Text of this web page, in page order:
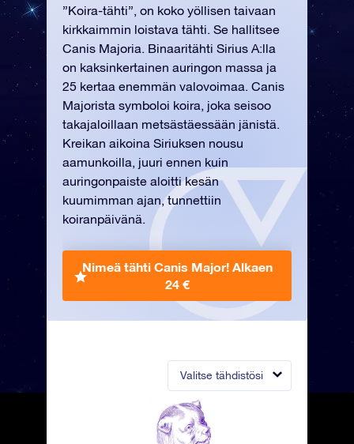
Valitse tähdistösi
”Koira-tähti”, on koko yöllisen taivaan
kirkkaimmin loistava tähti. Se hallitsee
Canis Majoria. Binaaritähti Sirius A:lla
on kaksinkertainen auringon massa ja
25 kertaa enemmän valovoimaa. Canis
Majorista symboloi koira, joka seisoo
takajaloillaan metsästäessään jänistä.
Kreikan aikoina Siriuksen nousu
aamunkoilla, juuri ennen kuin
auringonpaiste aloitti kesän
kuumimman ajan, tunnettiin
koiranpäivänä.
Nimeä tähti Canis Major! Alkaen
24 €